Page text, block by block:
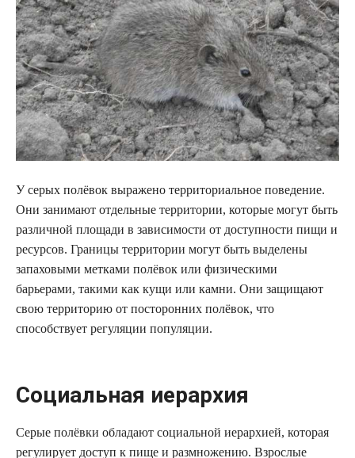
У серых полёвок выражено территориальное поведение.
Они занимают отдельные территории, которые могут быть
различной площади в зависимости от доступности пищи и
ресурсов. Границы территории могут быть выделены
запаховыми метками полёвок или физическими
барьерами, такими как кущи или камни. Они защищают
свою территорию от посторонних полёвок, что
способствует регуляции популяции.
Социальная иерархия
Серые полёвки обладают социальной иерархией, которая
регулирует доступ к пище и размножению. Взрослые